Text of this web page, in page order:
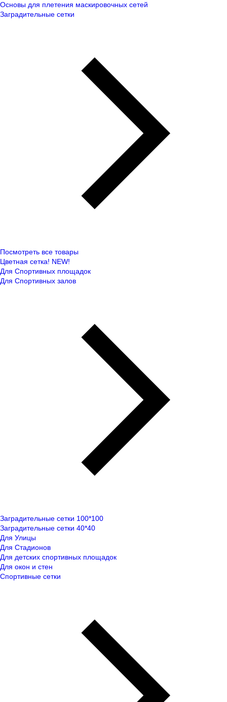
Основы для плетения маскировочных сетей
Заградительные сетки
Посмотреть все товары
Цветная сетка! NEW!
Для Спортивных площадок
Для Спортивных залов
Заградительные сетки 100*100
Заградительные сетки 40*40
Для Улицы
Для Стадионов
Для детских спортивных площадок
Для окон и стен
Спортивные сетки